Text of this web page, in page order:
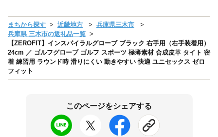
まちから探す 近畿地方
兵庫県三木市
兵庫県 三木市の返礼品一覧
【ZEROFIT】インスパイラルグローブ ブラック 右手用（右手装着用）
24cm ／ ゴルフグローブ ゴルフ スポーツ 極薄素材 合成皮革 タイト 密
着 練習用 ラウンド時 滑りにくい 動きやすい 快適 ユニセックス ゼロ
フィット
このページをシェアする